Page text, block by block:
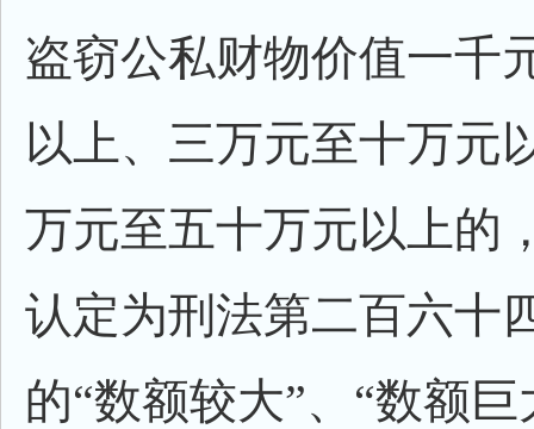
盗窃公私财物价值一千
以上、三万元至十万元
万元至五十万元以上的
认定为刑法第二百六十
的“数额较大”、“数额巨